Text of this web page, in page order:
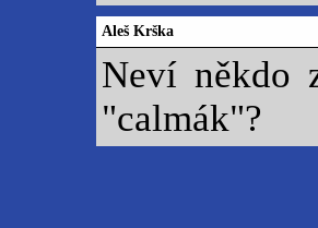
Aleš Krška
Neví někdo
"calmák"?